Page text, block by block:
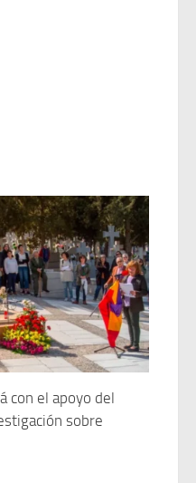
con el apoyo del
sobre